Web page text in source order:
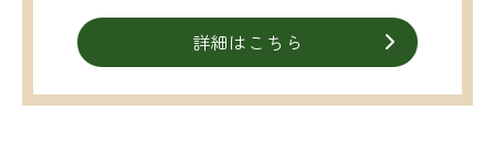
詳細はこちら